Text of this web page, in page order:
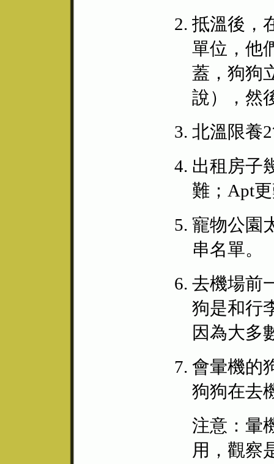
抵溫後，
單位，他
蓋，狗狗
說），然
北溫限養
出租房子
難；Apt
寵物公園
串名單。
去機場前
狗是和行
因為大多
會暈機的
狗狗在去
注意：暈
用，觀察